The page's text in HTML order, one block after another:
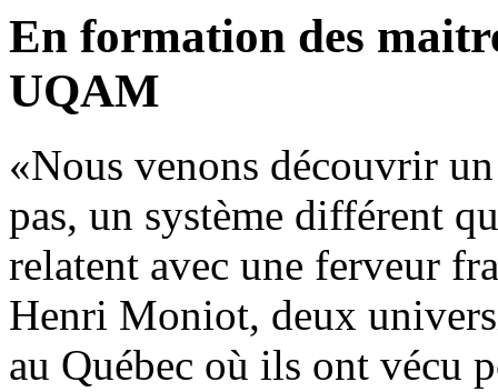
En formation des
UQAM
«Nous venons découvrir
pas, un système différent
relatent avec une ferveur
Henri Moniot, deux
au Québec où ils ont vécu